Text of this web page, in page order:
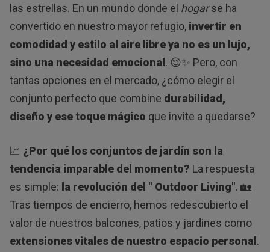
las estrellas. En un mundo donde el hogarse ha
convertido en nuestro mayor refugio, invertir en
comodidad y estilo al aire libre ya no es un lujo,
sino una necesidad emocional . 😌✨ Pero, con
tantas opciones en el mercado, ¿cómo elegir el
conjunto perfecto que combine durabilidad,
diseño y ese toque mágico que invite a quedarse?
📈 ¿Por qué los conjuntos de jardín son la
tendencia imparable del momento? La respuesta
es simple: la revolución del " Outdoor Living". 🏡
Tras tiempos de encierro, hemos redescubierto el
valor de nuestros balcones, patios y jardines como
extensiones vitales de nuestro espacio personal .